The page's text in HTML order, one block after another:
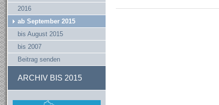
2016
ab September 2015
bis August 2015
bis 2007
Beitrag senden
ARCHIV BIS 2015